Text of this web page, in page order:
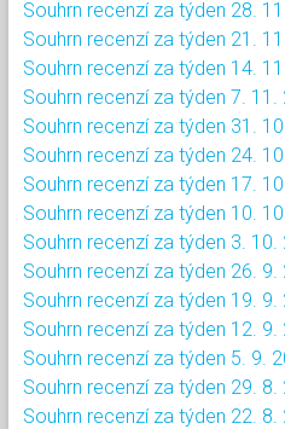
Souhrn recenzí za týden 28.
Souhrn recenzí za týden 21.
Souhrn recenzí za týden 14.
Souhrn recenzí za týden 7. 11.
Souhrn recenzí za týden 31.
Souhrn recenzí za týden 24.
Souhrn recenzí za týden 17.
Souhrn recenzí za týden 10.
Souhrn recenzí za týden 3. 10.
Souhrn recenzí za týden 26. 9.
Souhrn recenzí za týden 19. 9.
Souhrn recenzí za týden 12. 9.
Souhrn recenzí za týden 5. 9.
Souhrn recenzí za týden 29. 8.
Souhrn recenzí za týden 22. 8.